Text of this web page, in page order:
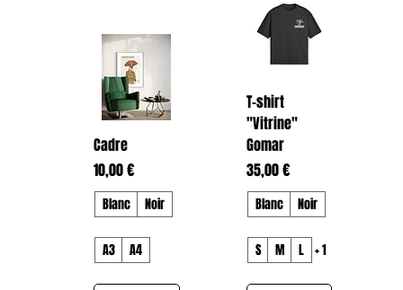
Cadre
Prix
10,00 €
Blanc Noir
A3 A4
T-shirt
"Vitrine"
Gomar
Prix
35,00 €
Blanc Noir
S M L + 1